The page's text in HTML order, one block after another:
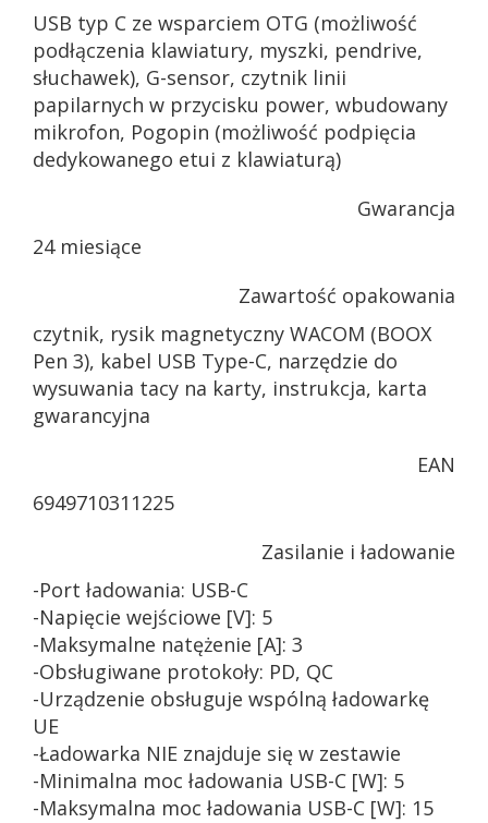
USB typ C ze wsparciem OTG (możliwość
podłączenia klawiatury, myszki, pendrive,
słuchawek), G-sensor, czytnik linii
papilarnych w przycisku power, wbudowany
mikrofon, Pogopin (możliwość podpięcia
dedykowanego etui z klawiaturą)
Gwarancja
24 miesiące
Zawartość opakowania
czytnik, rysik magnetyczny WACOM (BOOX
Pen 3), kabel USB Type-C, narzędzie do
wysuwania tacy na karty, instrukcja, karta
gwarancyjna
EAN
6949710311225
Zasilanie i ładowanie
-Port ładowania: USB-C
-Napięcie wejściowe [V]: 5
-Maksymalne natężenie [A]: 3
-Obsługiwane protokoły: PD, QC
-Urządzenie obsługuje wspólną ładowarkę
UE
-Ładowarka NIE znajduje się w zestawie
-Minimalna moc ładowania USB-C [W]: 5
-Maksymalna moc ładowania USB-C [W]: 15